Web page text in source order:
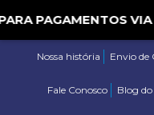
PARA PAGAMENTOS
Nossa história Envio de
Fale Conosco Blog